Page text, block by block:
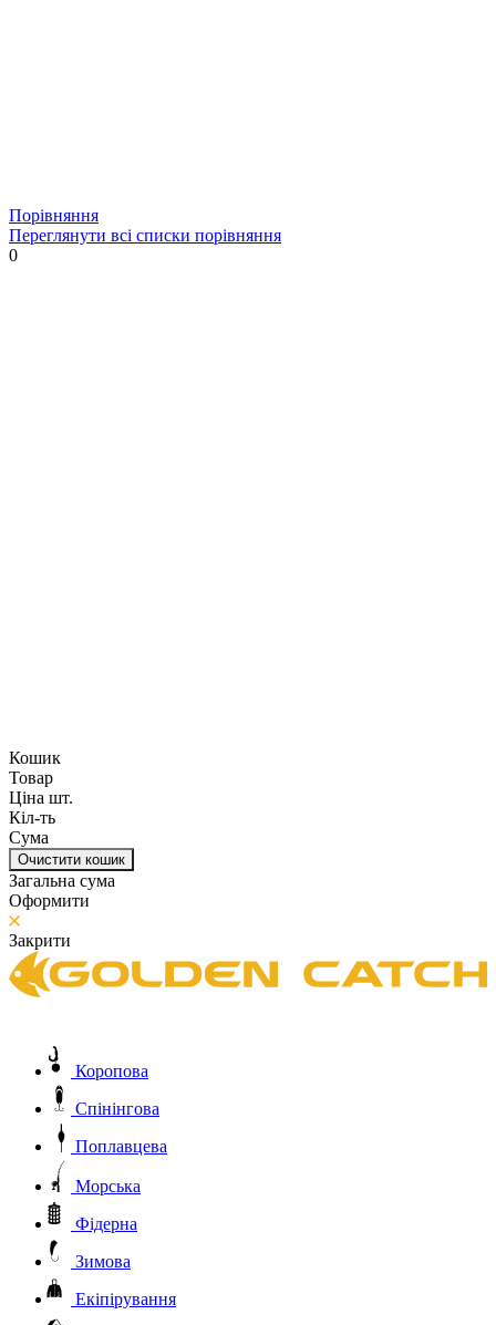
Порівняння
Переглянути всі списки порівняння
0
Кошик
Товар
Ціна шт.
Кіл-ть
Сума
Очистити кошик
Загальна сума
Оформити
Закрити
Коропова
Спінінгова
Поплавцева
Морська
Фідерна
Зимова
Екіпірування